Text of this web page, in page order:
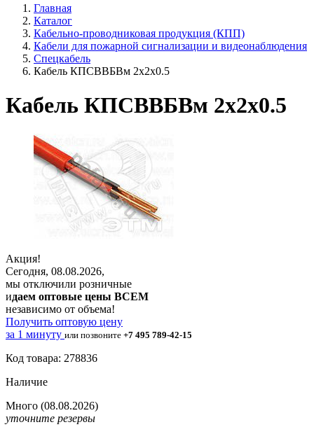
Главная
Каталог
Кабельно-проводниковая продукция (КПП)
Кабели для пожарной сигнализации и видеонаблюдения
Спецкабель
Кабель КПСВВБВм 2х2х0.5
Кабель КПСВВБВм 2х2х0.5
Акция!
Сегодня, 08.08.2026,
мы отключили розничные
идаем оптовые цены ВСЕМ
независимо от объема!
Получить оптовую цену
за 1 минуту или позвоните +7 495 789-42-15
Код товара: 278836
Наличие
Много (08.08.2026)
уточните резервы